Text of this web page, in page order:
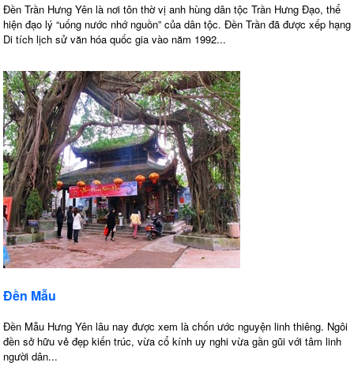
Đền Trần Hưng Yên là nơi tôn thờ vị anh hùng dân tộc Trần Hưng Đạo, thể
hiện đạo lý “uống nước nhớ nguồn” của dân tộc. Đền Trần đã được xếp hạng
Di tích lịch sử văn hóa quốc gia vào năm 1992...
Đền Mẫu
Đền Mẫu Hưng Yên lâu nay được xem là chốn ước nguyện linh thiêng. Ngôi
đền sở hữu vẻ đẹp kiến trúc, vừa cổ kính uy nghi vừa gần gũi với tâm linh
người dân...